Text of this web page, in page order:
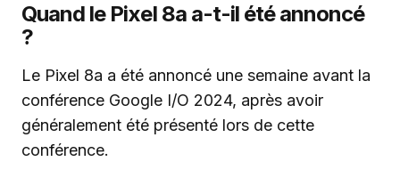
Quand le Pixel 8a a-t-il été annoncé
?
Le Pixel 8a a été annoncé une semaine avant la
conférence Google I/O 2024, après avoir
généralement été présenté lors de cette
conférence.